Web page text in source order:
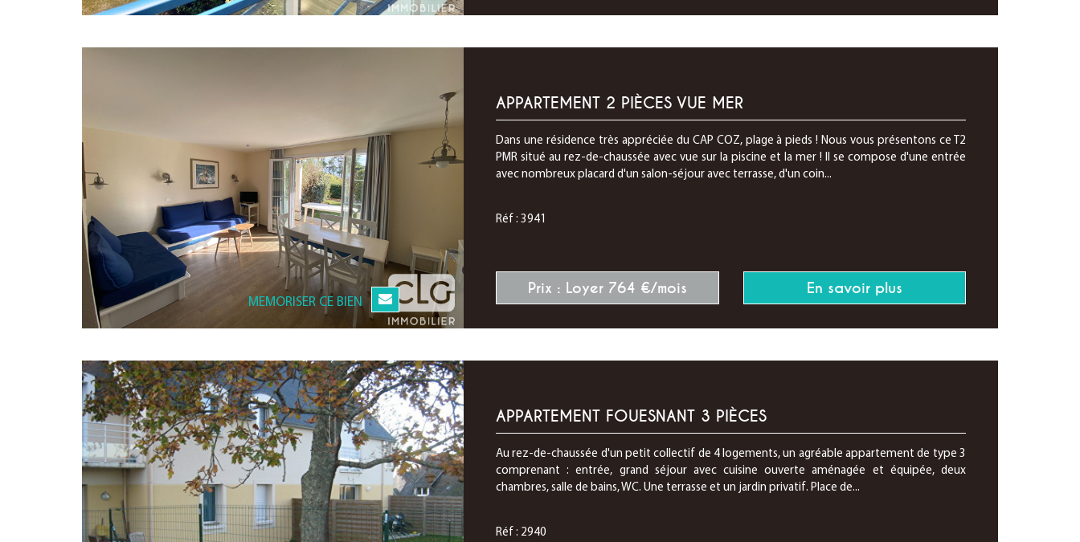
MEMORISER CE BIEN
APPARTEMENT 2 PIÈCES VUE MER
Dans une résidence très appréciée du CAP COZ, plage à pieds ! Nous vous présentons ce T2
PMR situé au rez-de-chaussée avec vue sur la piscine et la mer ! Il se compose d'une entrée
avec nombreux placard d'un salon-séjour avec terrasse, d'un coin...
Réf : 3941
Prix : Loyer 764 €/mois En savoir plus
APPARTEMENT FOUESNANT 3 PIÈCES
Au rez-de-chaussée d'un petit collectif de 4 logements, un agréable appartement de type 3
comprenant : entrée, grand séjour avec cuisine ouverte aménagée et équipée, deux
chambres, salle de bains, WC. Une terrasse et un jardin privatif. Place de...
Réf : 2940